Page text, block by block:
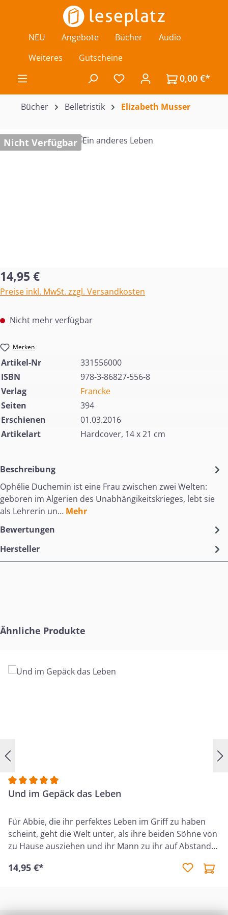
Zum Hauptinhalt springen
NEU Angebote Bücher
Audio
Weiteres
Gutscheine
Du hast 0 Produkte auf
0,00 €*
Bücher Belletristik Elizabeth Musser
Nicht Verfügbar
Bildergalerie überspringen
Regulärer Preis:
14,95 €
Preise inkl. MwSt. zzgl. Versandkosten
Nicht mehr verfügbar
Merken
Artikel-Nr
331556000
ISBN
978-3-86827-556-8
Verlag
Francke
Seiten
394
Erschienen
01.03.2016
Artikelart
Hardcover, 14 x 21 cm
Beschreibung
Ophélie Duchemin ist eine Frau zwischen zwei Welten:
geboren im Algerien des Unabhängikeitskrieges, lebt sie
als Lehrerin un… Mehr
Bewertungen
Hersteller
Produktgalerie überspringen
Ähnliche Produkte
Durchschnittliche Bewertung von 5 von 5 Sternen
Und im Gepäck das Leben
Für Abbie, die ihr perfektes Leben im Griff zu haben
scheint, geht die Welt unter, als ihre beiden Söhne von
zu Hause ausziehen und ihr Mann zu ihr auf Abstand
durchgestylten Stadtwohnung.Doch statt zu
kennen wie Rasa, die iranische Flüchtlingshelferin, die
14,95 €*